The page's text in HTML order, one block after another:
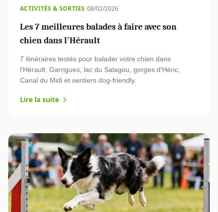
ACTIVITÉS & SORTIES·08/02/2026
Les 7 meilleures balades à faire avec son
chien dans l'Hérault
7 itinéraires testés pour balader votre chien dans
l'Hérault. Garrigues, lac du Salagou, gorges d'Héric,
Canal du Midi et sentiers dog-friendly.
Lire la suite